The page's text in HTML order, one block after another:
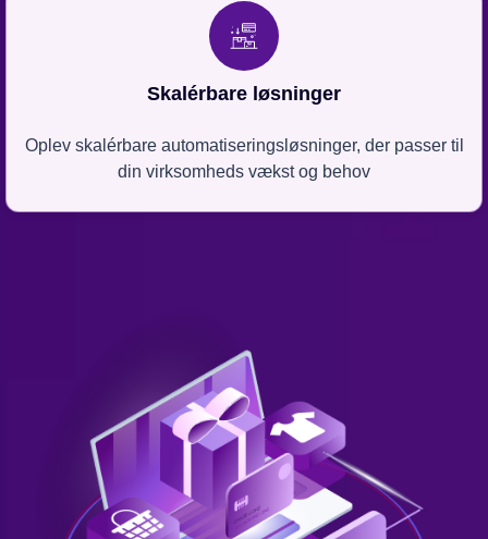
Skalérbare løsninger
Oplev skalérbare automatiseringsløsninger, der passer til
din virksomheds vækst og behov